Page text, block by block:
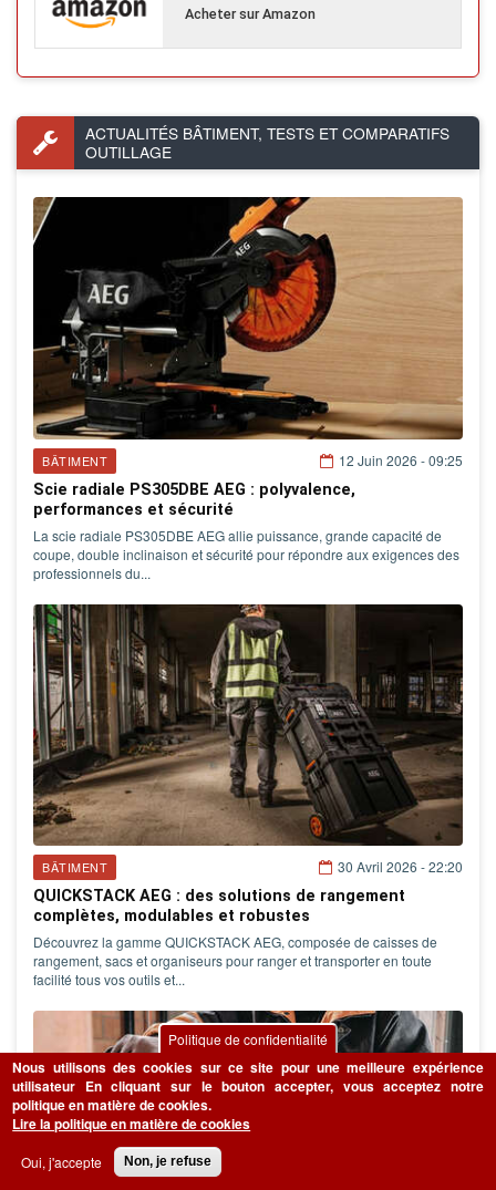
Acheter sur Amazon
ACTUALITÉS BÂTIMENT, TESTS ET COMPARATIFS
OUTILLAGE
BÂTIMENT
12 Juin 2026 - 09:25
Scie radiale PS305DBE AEG : polyvalence,
performances et sécurité
La scie radiale PS305DBE AEG allie puissance, grande capacité de
coupe, double inclinaison et sécurité pour répondre aux exigences des
professionnels du...
BÂTIMENT
30 Avril 2026 - 22:20
QUICKSTACK AEG : des solutions de rangement
complètes, modulables et robustes
Découvrez la gamme QUICKSTACK AEG, composée de caisses de
rangement, sacs et organiseurs pour ranger et transporter en toute
facilité tous vos outils et...
Politique de confidentialité
Nous utilisons des cookies sur ce site pour une meilleure expérience
utilisateur En cliquant sur le bouton accepter, vous acceptez notre
politique en matière de cookies.
Lire la politique en matière de cookies
Oui, j'accepte Non, je refuse